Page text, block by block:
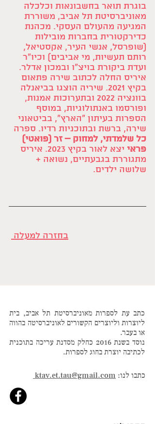
בוגרת תואר בחשבונאות וכלכלה
מאוניברסיטת תל אביב, משוררת
המגיעה מהעולם העסקי. מכהנת
כדירקטורית בחברות מובילות
(שופרסל, אנשי העיר, אקסטיאל,
רותם תעשיות, מי אביבים) וכיו"ר
ועדת ביקורת בויצ"ו ובמכון אדלר.
איריס החלה לכתוב שירה פתאום
בקיץ 2021. שיריה הוצגו בביאנלה
בוונציה 2022 ובתערוכות אמנות,
ופורסמו באנתולוגיות, במוסף
הספרות בעיתון "הארץ", בביטאוני
שירה, ברשת ובתוכניות רדיו. ספרה
כל שלמדתי, למחוק – זר (פואטי)
פראי
יצא לאור בקיץ 2023. איריס
מתגוררת בגבעתיים, נשואה +
שלושה ילדים.
בחזרה למעלה
כתב עת לספרות מאוניברסיטת תל אביב, בית
ליוצרות וליוצרים הקשורים לאוניברסיטה בהווה
או בעבר.
נוסד בשנת 2016 כחלק מסדנת עריכה בתוכנית
לכתיבה יוצרת בחוג לספרות.
כתבו לנו: ktav.et.tau@gmail.com